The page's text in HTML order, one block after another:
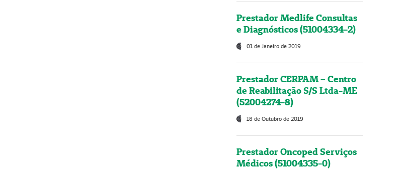
Prestador Medlife Consultas
e Diagnósticos (51004334-2)
01 de Janeiro de 2019
Prestador CERPAM – Centro
de Reabilitação S/S Ltda-ME
(52004274-8)
18 de Outubro de 2019
Prestador Oncoped Serviços
Médicos (51004335-0)